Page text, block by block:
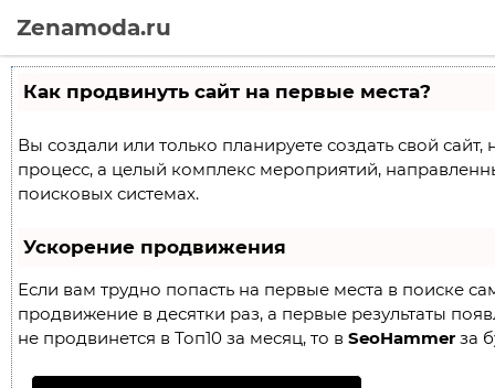
Zenamoda.ru
Как продвинуть сайт на первые места?
Вы создали или только планируете создать свой
процесс, а целый комплекс мероприятий,
поисковых системах.
Ускорение продвижения
Если вам трудно попасть на первые места в поиске
продвижение в десятки раз, а первые результаты
не продвинется в Топ10 за месяц, то в SeoHammer за